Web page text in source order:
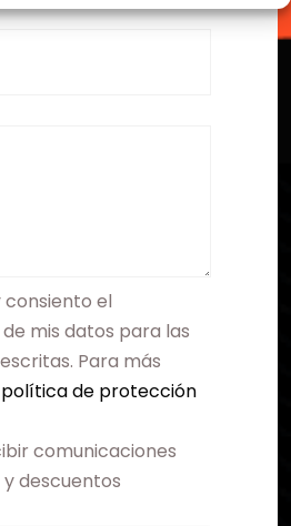
consiento el
mis datos para las
Para más
política de protección
comunicaciones
descuentos